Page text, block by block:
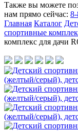
Также вы можете
нам прямо сейчас:
Главная Каталог
спортивные
комплекс для дачи